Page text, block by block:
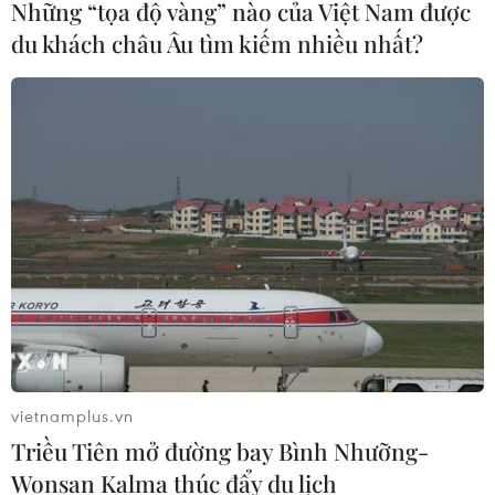
CƠ QUAN CHỦ QUẢN: THÔNG TẤN XÃ VIỆT NAM
Sở hữu trí tuệ
Quy định sử dụng
RSS
Hỗ trợ
Ngôn ngữ
TTXVN
Dịch vụ tin
Quảng cáo
Liên hệ
Những “tọa độ vàng” nào của Việt Nam được
du khách châu Âu tìm kiếm nhiều nhất?
vietnamplus.vn
Triều Tiên mở đường bay Bình Nhưỡng-
Wonsan Kalma thúc đẩy du lịch